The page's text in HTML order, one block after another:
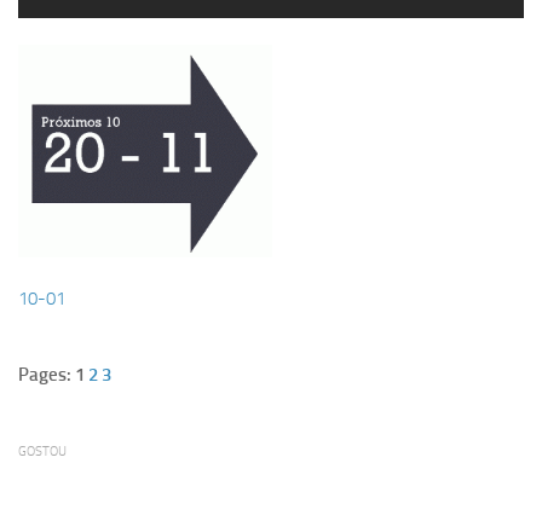
10-01
Pages: 1 2 3
GOSTOU